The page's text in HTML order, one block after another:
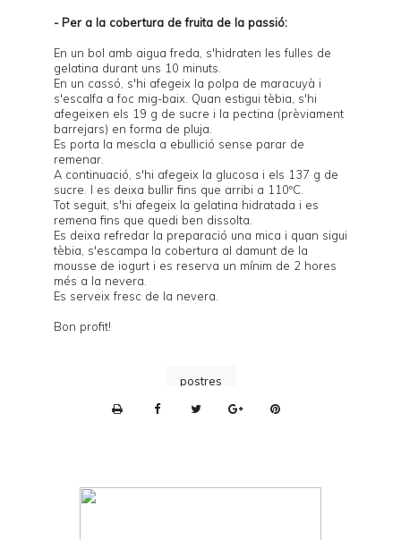
- Per a la cobertura de fruita de la passió:
En un bol amb aigua freda, s'hidraten les fulles de
gelatina durant uns 10 minuts.
En un cassó, s'hi afegeix la polpa de maracuyà i
s'escalfa a foc mig-baix. Quan estigui tèbia, s'hi
afegeixen els 19 g de sucre i la pectina (prèviament
barrejars) en forma de pluja.
Es porta la mescla a ebullició sense parar de
remenar.
A continuació, s'hi afegeix la glucosa i els 137 g de
sucre. I es deixa bullir fins que arribi a 110ºC.
Tot seguit, s'hi afegeix la gelatina hidratada i es
remena fins que quedi ben dissolta.
Es deixa refredar la preparació una mica i quan sigui
tèbia, s'escampa la cobertura al damunt de la
mousse de iogurt i es reserva un mínim de 2 hores
més a la nevera.
Es serveix fresc de la nevera.
Bon profit!
postres
n